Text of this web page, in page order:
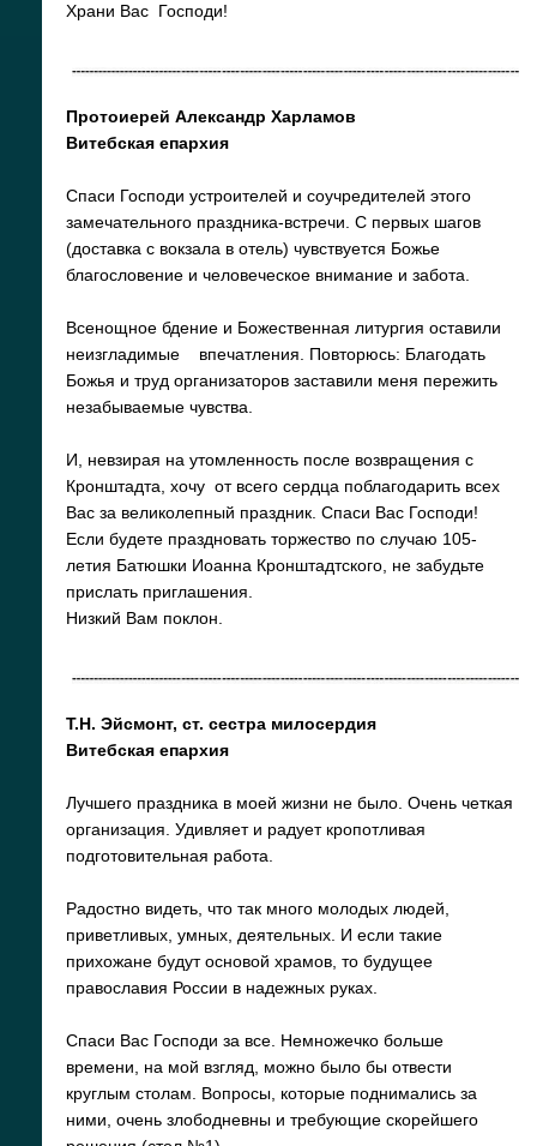
Храни Вас Господи!
Протоиерей Александр Харламов
Витебская епархия
Спаси Господи устроителей и соучредителей этого
замечательного праздника-встречи. С первых шагов
(доставка с вокзала в отель) чувствуется Божье
благословение и человеческое внимание и забота.
Всенощное бдение и Божественная литургия оставили
неизгладимые впечатления. Повторюсь: Благодать
Божья и труд организаторов заставили меня пережить
незабываемые чувства.
И, невзирая на утомленность после возвращения с
Кронштадта, хочу от всего сердца поблагодарить всех
Вас за великолепный праздник. Спаси Вас Господи!
Если будете праздновать торжество по случаю 105-
летия Батюшки Иоанна Кронштадтского, не забудьте
прислать приглашения.
Низкий Вам поклон.
Т.Н. Эйсмонт, ст. сестра милосердия
Витебская епархия
Лучшего праздника в моей жизни не было. Очень четкая
организация. Удивляет и радует кропотливая
подготовительная работа.
Радостно видеть, что так много молодых людей,
приветливых, умных, деятельных. И если такие
прихожане будут основой храмов, то будущее
православия России в надежных руках.
Спаси Вас Господи за все. Немножечко больше
времени, на мой взгляд, можно было бы отвести
круглым столам. Вопросы, которые поднимались за
ними, очень злободневны и требующие скорейшего